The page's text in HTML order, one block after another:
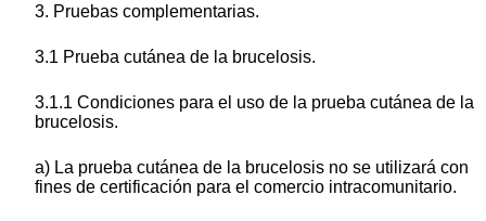
3. Pruebas complementarias.
3.1 Prueba cutánea de la brucelosis.
3.1.1 Condiciones para el uso de la prueba cutánea de la
brucelosis.
a) La prueba cutánea de la brucelosis no se utilizará con
fines de certificación para el comercio intracomunitario.